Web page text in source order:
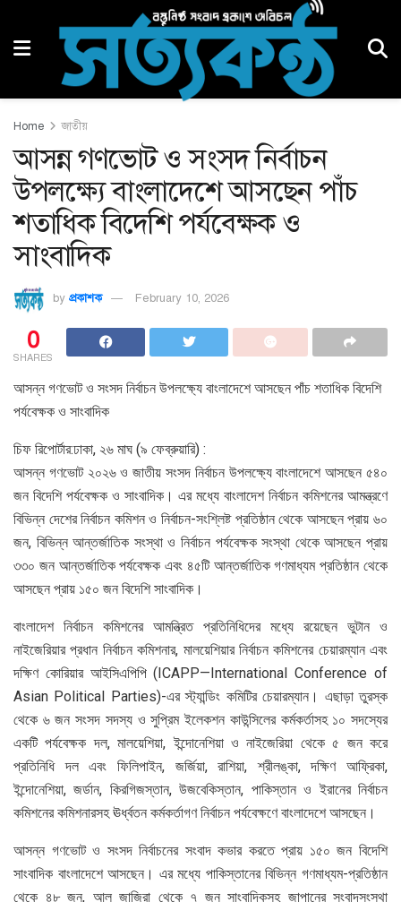
Home জাতীয়
আসন্ন গণভোট ও সংসদ নির্বাচন
উপলক্ষ্যে বাংলাদেশে আসছেন পাঁচ
শতাধিক বিদেশি পর্যবেক্ষক ও
সাংবাদিক
by প্রকাশক February 10, 2026
0
SHARES
আসন্ন গণভোট ও সংসদ নির্বাচন উপলক্ষ্যে বাংলাদেশে আসছেন পাঁচ শতাধিক বিদেশি
পর্যবেক্ষক ও সাংবাদিক
চিফ রিপোর্টার:ঢাকা, ২৬ মাঘ (৯ ফেব্রুয়ারি) :
আসন্ন গণভোট ২০২৬ ও জাতীয় সংসদ নির্বাচন উপলক্ষ্যে বাংলাদেশে আসছেন ৫৪০
জন বিদেশি পর্যবেক্ষক ও সাংবাদিক। এর মধ্যে বাংলাদেশ নির্বাচন কমিশনের আমন্ত্রণে
বিভিন্ন দেশের নির্বাচন কমিশন ও নির্বাচন-সংশ্লিষ্ট প্রতিষ্ঠান থেকে আসছেন প্রায় ৬০
জন, বিভিন্ন আন্তর্জাতিক সংস্থা ও নির্বাচন পর্যবেক্ষক সংস্থা থেকে আসছেন প্রায়
৩৩০ জন আন্তর্জাতিক পর্যবেক্ষক এবং ৪৫টি আন্তর্জাতিক গণমাধ্যম প্রতিষ্ঠান থেকে
আসছেন প্রায় ১৫০ জন বিদেশি সাংবাদিক।
বাংলাদেশ নির্বাচন কমিশনের আমন্ত্রিত প্রতিনিধিদের মধ্যে রয়েছেন ভুটান ও
নাইজেরিয়ার প্রধান নির্বাচন কমিশনার, মালয়েশিয়ার নির্বাচন কমিশনের চেয়ারম্যান এবং
দক্ষিণ কোরিয়ার আইসিএপিপি (ICAPP—International Conference of
Asian Political Parties)-এর স্ট্যান্ডিং কমিটির চেয়ারম্যান। এছাড়া তুরস্ক
থেকে ৬ জন সংসদ সদস্য ও সুপ্রিম ইলেকশন কাউন্সিলের কর্মকর্তাসহ ১০ সদস্যের
একটি পর্যবেক্ষক দল, মালয়েশিয়া, ইন্দোনেশিয়া ও নাইজেরিয়া থেকে ৫ জন করে
প্রতিনিধি দল এবং ফিলিপাইন, জর্জিয়া, রাশিয়া, শ্রীলঙ্কা, দক্ষিণ আফ্রিকা,
ইন্দোনেশিয়া, জর্ডান, কিরগিজস্তান, উজবেকিস্তান, পাকিস্তান ও ইরানের নির্বাচন
কমিশনের কমিশনারসহ ঊর্ধ্বতন কর্মকর্তাগণ নির্বাচন পর্যবেক্ষণে বাংলাদেশে আসছেন।
আসন্ন গণভোট ও সংসদ নির্বাচনের সংবাদ কভার করতে প্রায় ১৫০ জন বিদেশি
সাংবাদিক বাংলাদেশে আসছেন। এর মধ্যে পাকিস্তানের বিভিন্ন গণমাধ্যম-প্রতিষ্ঠান
থেকে ৪৮ জন, আল জাজিরা থেকে ৭ জন সাংবাদিকসহ জাপানের সংবাদসংস্থা